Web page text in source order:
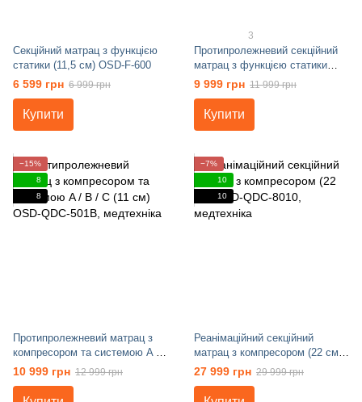
Секційний матрац з функцією
статики (11,5 см) OSD-F-600
6 599 грн 6 999 грн
Купити
3
Протипролежневий секційний
матрац з функцією статики
(12,8 см) OSD-QDC-505
9 999 грн 11 999 грн
Купити
−15%
8
8
Протипролежневий матрац з
компресором та системою A /
B / C (11 см) OSD-QDC-501B
10 999 грн 12 999 грн
−7%
10
10
Реанімаційний секційний
матрац з компресором (22 см)
OSD-QDC-8010
27 999 грн 29 999 грн